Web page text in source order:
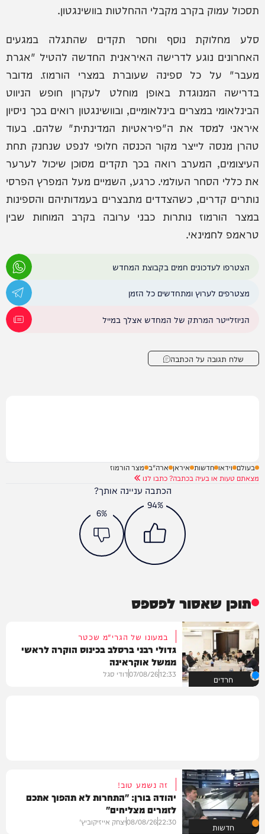
תסכול עמוק בקרב מקבלי ההחלטות בוושינגטון.
סלע מחלוקת נוסף וחסר תקדים שהתגלה במגעים
האחרונים נוגע לדרישה האיראנית החדשה להטיל "אגרת
מעבר" על כל ספינה שעוברת במצרי הורמוז. מדובר
בדרישה המנוגדת באופן מוחלט לעקרון חופש הניווט
הבינלאומי במצרים בינלאומיים, ובוושינגטון רואים בכך ניסיון
איראני למסד את ה"פיראטיות המדינתית" שלהם. בעוד
טהרן מנסה לייצר מקור הכנסה חלופי לנפט שנחנק תחת
העיצומים, המערב רואה בכך תקדים מסוכן שיכול לערער
את כללי הסחר העולמי. כרגע, השמיים מעל המפרץ הפרסי
נותרים קדרים, כשהצדדים מתבצרים בעמדותיהם והספינות
במצר הורמוז נותרות כבני ערובה בקרב המוחות שבין
טראמפ לחמינאי.
הצטרפו לעדכונים חמים בקבוצת המחדש
מצטרפים לערוץ ומתחדשים כל הזמן
הניוזלייטר המרתק של המחדש אצלך במייל
שלח תגובה על הכתבה
בעולם וידאו חדשות איראן ארה"ב מצר הורמוז
מצאתם טעות או בעיה בכתבה? כתבו לנו
הכתבה עניינה אותך?
94%
6%
תוכן שאסור לפספס
חרדים
במעונו של הגרי"מ שכטר
גדולי רבני ברסלב בכינוס הוקרה לראשי
ממשל אוקראינה
12:33
07/08/26דודי סגל
חדשות
זה נשמע טוב!
יהודה בורן: "התחרות לא תהפוך אתכם
לזמרים מצליחים"
22:30
08/08/26יצחק אייזיקוביץ'